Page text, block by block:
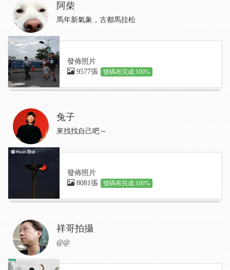
阿柴
馬年新氣象，古都馬拉松
發佈照片
9577張
號碼布完成:100%
兔子
來找找自己吧～
發佈照片
8081張
號碼布完成:100%
祥哥拍攝
@@